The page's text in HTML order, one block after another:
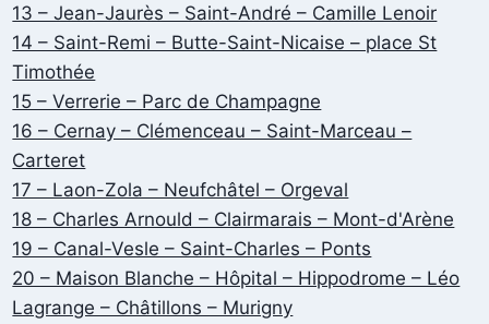
13 – Jean-Jaurès – Saint-André – Camille Lenoir
14 – Saint-Remi – Butte-Saint-Nicaise – place St
Timothée
15 – Verrerie – Parc de Champagne
16 – Cernay – Clémenceau – Saint-Marceau –
Carteret
17 – Laon-Zola – Neufchâtel – Orgeval
18 – Charles Arnould – Clairmarais – Mont-d'Arène
19 – Canal-Vesle – Saint-Charles – Ponts
20 – Maison Blanche – Hôpital – Hippodrome – Léo
Lagrange – Châtillons – Murigny